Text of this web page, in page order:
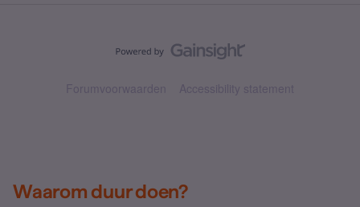
Forumvoorwaarden Accessibility statement
Waarom duur doen?